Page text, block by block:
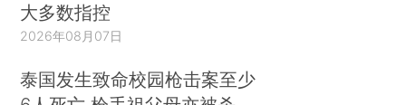
大多数指控
2026年08月07日
泰国发生致命校园枪击案至少